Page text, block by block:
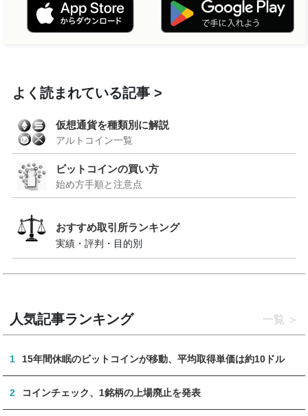
よく読まれている記事
仮想通貨を種類別に解説
アルトコイン一覧
ビットコインの買い方
始め方手順と注意点
おすすめ取引所ランキング
実績・評判・目的別
人気記事ランキング 一覧
1 15年間休眠のビットコインが移動、平均取得単価は約10ドル
2 コインチェック、1銘柄の上場廃止を発表